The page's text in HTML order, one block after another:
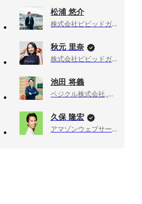
松浦 悠介
株式会社ビビッドガーデン, 執行役員 新規事業開発
秋元 里奈
株式会社ビビッドガーデン, 代表取締役社長
池田 将義
ベジクル株式会社, 代表取締役CEO
久保 隆宏
アマゾンウェブサービスジャパン合同会社, Developer Relations Machine Learning